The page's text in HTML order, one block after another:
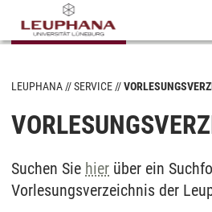
LEUPHANA SERVICE
Suchen Sie hier über ein
Vorlesungsverzeichnis der